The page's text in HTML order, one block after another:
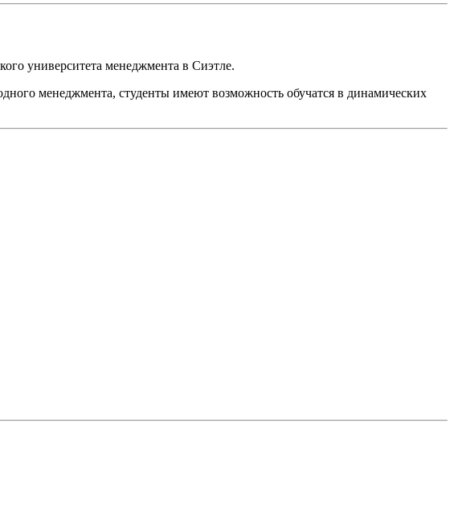
университета менеджмента в Сиэтле.
менеджмента, студенты имеют возможность обучатся в динамических